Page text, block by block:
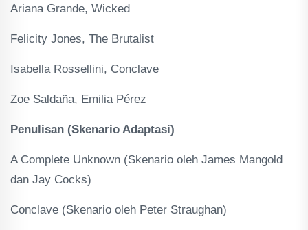
Ariana Grande, Wicked
Felicity Jones, The Brutalist
Isabella Rossellini, Conclave
Zoe Saldaña, Emilia Pérez
Penulisan (Skenario Adaptasi)
A Complete Unknown (Skenario oleh James Mangold
dan Jay Cocks)
Conclave (Skenario oleh Peter Straughan)